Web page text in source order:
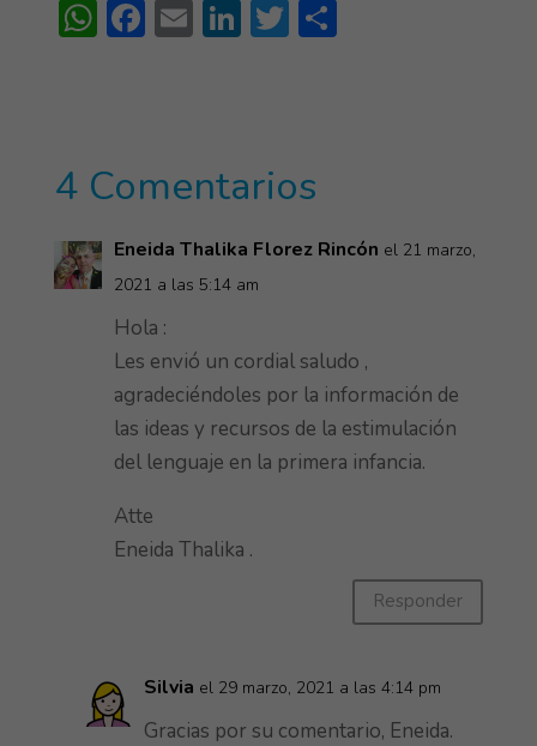
W
A
p
p
F
o
ok
E Li
n
T S
4 Comentarios
Eneida Thalika Florez Rincón el 21 marzo,
2021 a las 5:14 am
Hola :
Les envió un cordial saludo ,
agradeciéndoles por la información de
las ideas y recursos de la estimulación
del lenguaje en la primera infancia.
Atte
Eneida Thalika .
Responder
Silvia el 29 marzo, 2021 a las 4:14 pm
Gracias por su comentario, Eneida.